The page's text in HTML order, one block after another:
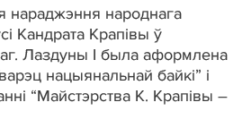
нараджэння народнага
Кандрата Крапівы ў
аг. Лаздуны I была аформлена
нацыянальнай байкі” і
“Майстэрства К. Крапівы –